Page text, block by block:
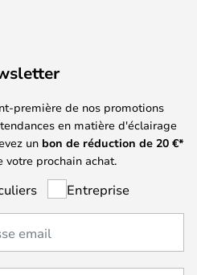
première de nos promotions
en matière d'éclairage
un bon de réduction de 20 €*
votre prochain achat.
Entreprise